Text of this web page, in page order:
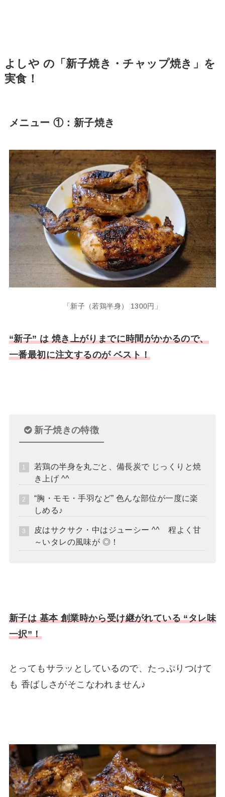
よしや の「新子焼き・チャップ焼き」を
実食！
メニュー ①：新子焼き
「新子（若鶏半身） 1300円」
“新子” は 焼き上がりまでに時間がかかるので、
一番最初に注文するのが ベスト！
新子焼きの特徴
若鶏の半身を丸ごと、備長炭で じっくりと焼
き上げ ^^
“胸・モモ・手羽など” 色んな部位が一度に楽
しめる♪
皮はサクサク・中はジューシー ^^ 程よく甘
～いタレの風味が ◎！
新子は 基本 創業時から受け継がれている “タレ味
一択”！
とってもサラッとしているので、たっぷりつけて
も 香ばしさがそこなわれません♪